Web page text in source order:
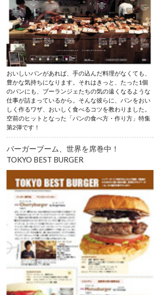
おいしいパンがあれば、手の込んだ料理がなくても、
豊かな気持ちになります。それはきっと、たった1個
のパンにも、ブーランジェたちの気の遠くなるような
仕事が詰まっているから。そんな彼らに、パンをおい
しく作るワザ、おいしく食べるコツを教わりました。
空前のヒットとなった「パンの食べ方・作り方」特集
第2弾です！
バーガーブーム、世界を席巻中！
TOKYO BEST BURGER